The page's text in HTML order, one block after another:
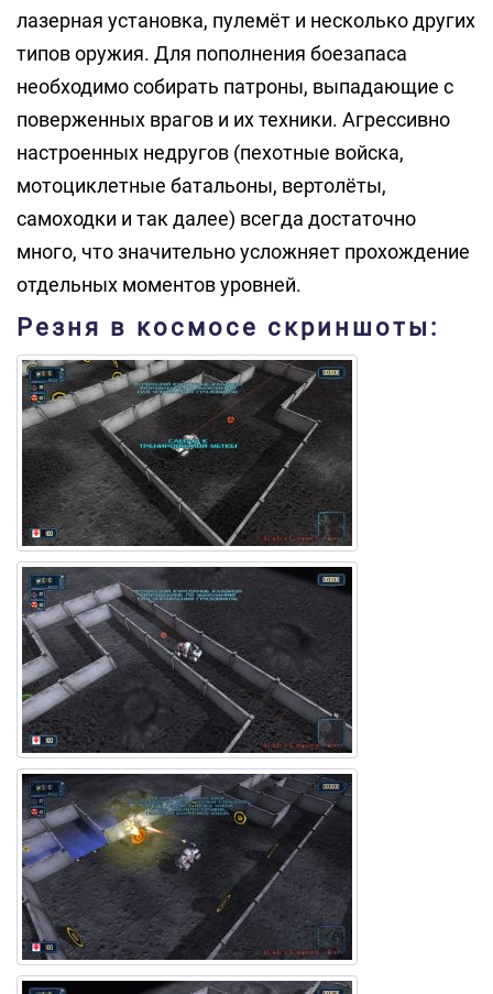
лазерная установка, пулемёт и несколько других
типов оружия. Для пополнения боезапаса
необходимо собирать патроны, выпадающие с
поверженных врагов и их техники. Агрессивно
настроенных недругов (пехотные войска,
мотоциклетные батальоны, вертолёты,
самоходки и так далее) всегда достаточно
много, что значительно усложняет прохождение
отдельных моментов уровней.
Резня в космосе скриншоты: